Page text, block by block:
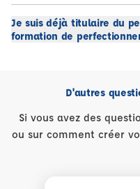
Je suis déjà titulaire du
formation de
D'autres
Si vous avez des
ou sur comment créer